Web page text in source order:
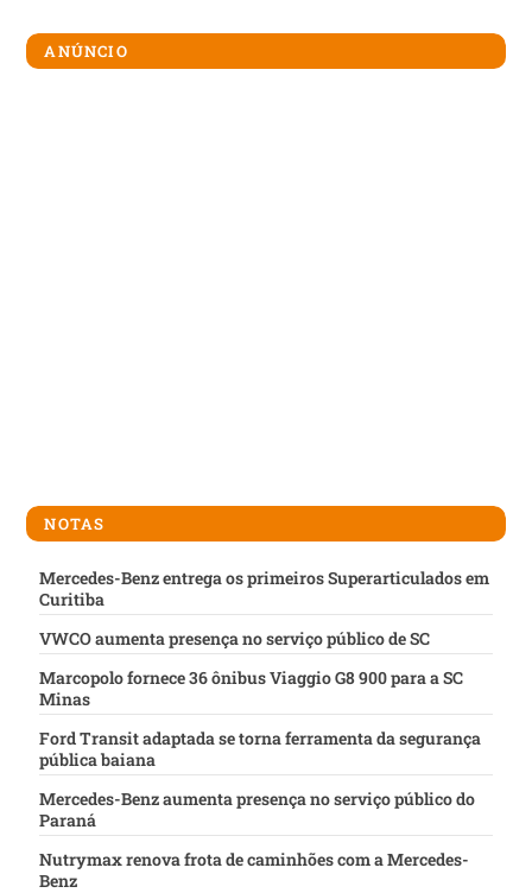
ANÚNCIO
NOTAS
Mercedes-Benz entrega os primeiros Superarticulados em
Curitiba
VWCO aumenta presença no serviço público de SC
Marcopolo fornece 36 ônibus Viaggio G8 900 para a SC
Minas
Ford Transit adaptada se torna ferramenta da segurança
pública baiana
Mercedes-Benz aumenta presença no serviço público do
Paraná
Nutrymax renova frota de caminhões com a Mercedes-
Benz